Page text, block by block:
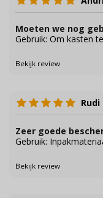
Moeten we nog
Gebruik: Om kasten
Bekijk review
Rudi
Zeer goede
Gebruik:
Bekijk review